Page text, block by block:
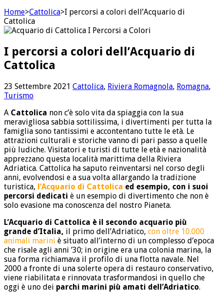
Home>Cattolica>I percorsi a colori dell’Acquario di
Cattolica
I percorsi a colori dell’Acquario di
Cattolica
23 Settembre 2021 Cattolica, Riviera Romagnola, Romagna,
Turismo
A Cattolica non c’è solo vita da spiaggia con la sua
meravigliosa sabbia sottilissima, i divertimenti per tutta la
famiglia sono tantissimi e accontentano tutte le età. Le
attrazioni culturali e storiche vanno di pari passo a quelle
più ludiche. Visitatori e turisti di tutte le età e nazionalità
apprezzano questa località marittima della Riviera
Adriatica. Cattolica ha saputo reinventarsi nel corso degli
anni, evolvendosi e a sua volta allargando la tradizione
turistica, l’Acquario di Cattolica ed esempio, con i suoi
percorsi dedicati è un esempio di divertimento che non è
solo evasione ma conoscenza del nostro Pianeta.
L’Acquario di Cattolica è il secondo acquario più
grande d’Italia, il primo dell’Adriatico, con oltre 10.000
animali marini è situato all’interno di un complesso d’epoca
che risale agli anni ’30; in origine era una colonia marina, la
sua forma richiamava il profilo di una flotta navale. Nel
2000 a fronte di una solerte opera di restauro conservativo,
viene riabilitata e rinnovata trasformandosi in quello che
oggi è uno dei parchi marini più amati dell’Adriatico.